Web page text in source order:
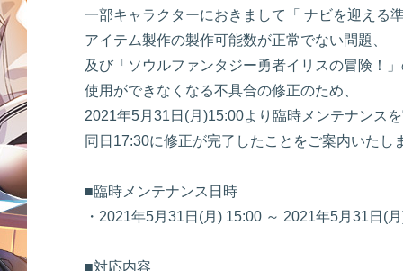
一部キャラクターにおきまして「 ナビを迎える
アイテム製作の製作可能数が正常でない問題、
及び「ソウルファンタジー勇者イリスの冒険！
使用ができなくなる不具合の修正のため、
2021年5月31日(月)15:00より臨時メンテナンス
同日17:30に修正が完了したことをご案内いたし
■臨時メンテナンス日時
・2021年5月31日(月) 15:00 ～ 2021年5月31日(
■対応内容